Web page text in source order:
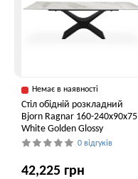
Немає в наявності
Стіл обідній розкладний
Bjorn Ragnar 160-240х90х75
White Golden Glossy
0 відгуків
42,225 грн